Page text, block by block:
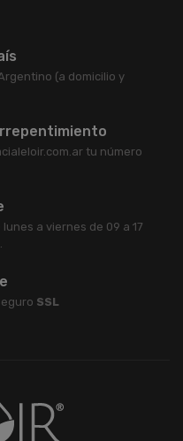
(a domicilio y
tu número
a viernes de 09 a 17
SSL